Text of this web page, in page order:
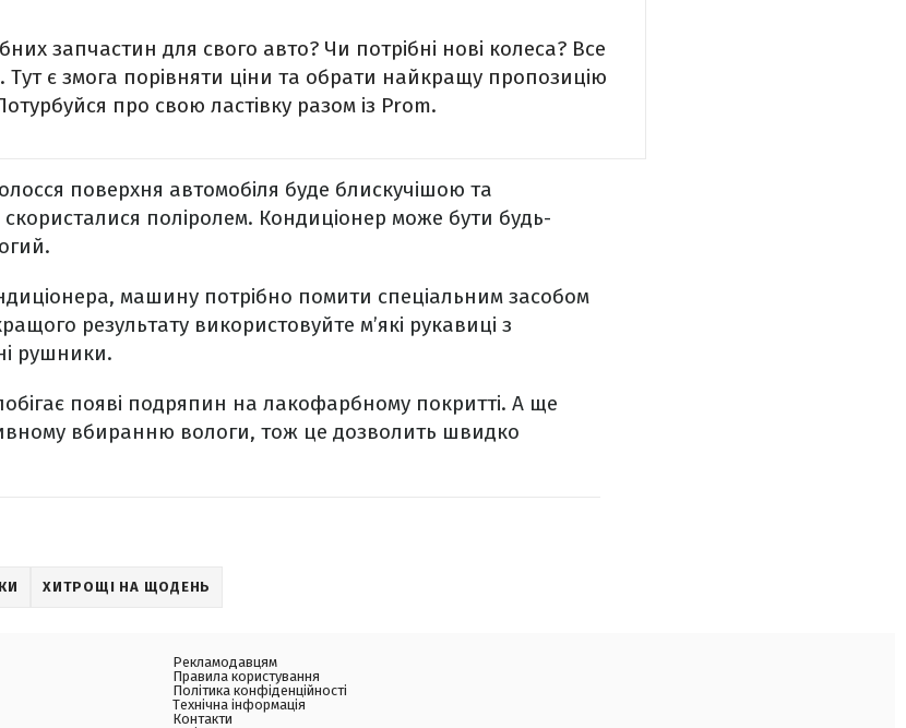
запчастин для свого авто? Чи потрібні нові колеса? Все
Тут є змога порівняти ціни та обрати найкращу пропозицію
про свою ластівку разом із Prom.
поверхня автомобіля буде блискучішою та
поліролем. Кондиціонер може бути будь-
машину потрібно помити спеціальним засобом
результату використовуйте м’які рукавиці з
рушники.
появі подряпин на лакофарбному покритті. А ще
вбиранню вологи, тож це дозволить швидко
ХИТРОЩІ НА ЩОДЕНЬ
Рекламодавцям
Правила користування
Політика конфіденційності
Технічна інформація
Контакти